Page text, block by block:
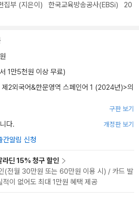
집부 (지은이) 한국교육방송공사(EBSi) 20
원
1만5천원 이상 무료)
제2외국어&한문영역 스페인어 1 (2024년)>의
구판 보기
다. 개정판 보기
간알림 신청
라딘 15% 청구 할인
(전월 30만원 또는 60만원 이용 시) / 카드 발
이 없어도 최대 1만원 혜택 제공